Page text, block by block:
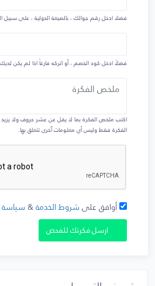
فضلا ادخل رقم جوالك ، بالصيغة الدولية ، على سبيل
فضلاً ادخل كود الخصم ، أو اتركه فارغاً اذا لم يكن
اكتب ملخص الفكرة بما لا يقل عن عشر حروف ولا
الفكرة فقط وليس أي معلومات آخرى تتعلق بها.
أوافق علىشروط الخدمة& سياسة
ارسل فكرتك للفحص